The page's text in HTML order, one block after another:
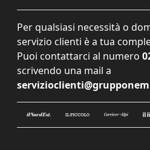
Per qualsiasi necessità o
servizio clienti è a tua
Puoi contattarci al numero
scrivendo una mail a